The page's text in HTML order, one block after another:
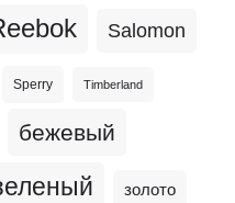
Salomon
Sperry Timberland
бежевый
золото